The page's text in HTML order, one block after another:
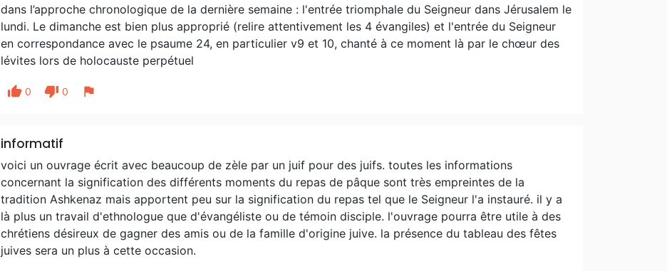
dans l’approche chronologique de la dernière semaine : l'entrée triomphale du Seigneur dans Jérusalem le
lundi. Le dimanche est bien plus approprié (relire attentivement les 4 évangiles) et l'entrée du Seigneur
en correspondance avec le psaume 24, en particulier v9 et 10, chanté à ce moment là par le chœur des
lévites lors de holocauste perpétuel
thumb_up 0 thumb_down 0 flag
informatif
voici un ouvrage écrit avec beaucoup de zèle par un juif pour des juifs. toutes les informations
concernant la signification des différents moments du repas de pâque sont très empreintes de la
tradition Ashkenaz mais apportent peu sur la signification du repas tel que le Seigneur l'a instauré. il y a
là plus un travail d'ethnologue que d'évangéliste ou de témoin disciple. l'ouvrage pourra être utile à des
chrétiens désireux de gagner des amis ou de la famille d'origine juive. la présence du tableau des fêtes
juives sera un plus à cette occasion.